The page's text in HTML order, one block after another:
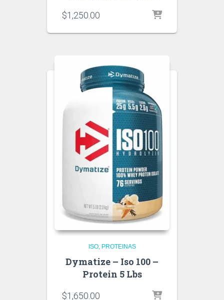
$1,250.00
ISO PROTEINAS
Dymatize – Iso 100 –
Protein 5 Lbs
$1,650.00